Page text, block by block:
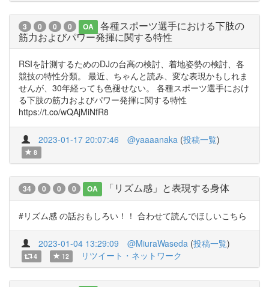
3 0 0 0 OA
各種スポーツ選手における下肢の
筋力およびパワー発揮に関する特性
RSIを計測するためのDJの台高の検討、着地姿勢の検討、各
競技の特性分類。 最近、ちゃんと読み、変な表現かもしれま
せんが、30年経っても色褪せない。 各種スポーツ選手におけ
る下肢の筋力およびパワー発揮に関する特性
https://t.co/wQAjMiNfR8
2023-01-17 20:07:46 @yaaaanaka (投稿一覧)
8
34 0 0 0 OA 「リズム感」と表現する身体
#リズム感 の話おもしろい！！ 合わせて読んでほしいこちら
2023-01-04 13:29:09 @MiuraWaseda (投稿一覧)
4 12 リツイート・ネットワーク